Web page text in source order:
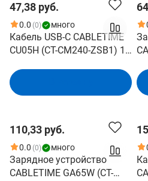
47,38 руб.
0.0 (0) много
Кабель USB-C CABLETIME
CU05H (CT-CM240-ZSB1) 1
3.1 и QC 4.0., синий, для
быстрого заряда
110,33 руб.
0.0 (0) много
Зарядное устройство
CABLETIME GA65W (CT-